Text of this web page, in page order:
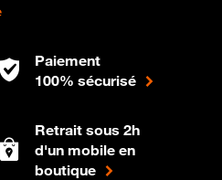
Paiement
100% sécurisé
Retrait sous 2h
d'un mobile en
boutique